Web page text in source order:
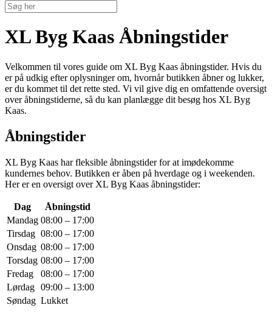
XL Byg Kaas Åbningstider
Velkommen til vores guide om XL Byg Kaas åbningstider. Hvis du
er på udkig efter oplysninger om, hvornår butikken åbner og lukker,
er du kommet til det rette sted. Vi vil give dig en omfattende oversigt
over åbningstiderne, så du kan planlægge dit besøg hos XL Byg
Kaas.
Åbningstider
XL Byg Kaas har fleksible åbningstider for at imødekomme
kundernes behov. Butikken er åben på hverdage og i weekenden.
Her er en oversigt over XL Byg Kaas åbningstider:
Dag
Åbningstid
Mandag 08:00 – 17:00
Tirsdag 08:00 – 17:00
Onsdag 08:00 – 17:00
Torsdag 08:00 – 17:00
Fredag
08:00 – 17:00
Lørdag 09:00 – 13:00
Søndag Lukket